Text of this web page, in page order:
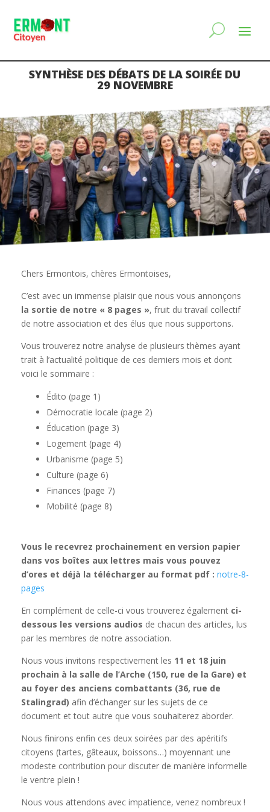
SYNTHÈSE DES DÉBATS DE LA SOIRÉE DU
29 NOVEMBRE
Chers Ermontois, chères Ermontoises,
C’est avec un immense plaisir que nous vous annonçons
la sortie de notre « 8 pages », fruit du travail collectif
de notre association et des élus que nous supportons.
Vous trouverez notre analyse de plusieurs thèmes ayant
trait à l’actualité politique de ces derniers mois et dont
voici le sommaire :
Édito (page 1)
Démocratie locale (page 2)
Éducation (page 3)
Logement (page 4)
Urbanisme (page 5)
Culture (page 6)
Finances (page 7)
Mobilité (page 8)
Vous le recevrez prochainement en version papier
dans vos boîtes aux lettres mais vous pouvez
d’ores et déjà la télécharger au format pdf : notre-8-
pages
En complément de celle-ci vous trouverez également ci-
dessous les versions audios de chacun des articles, lus
par les membres de notre association.
Nous vous invitons respectivement les 11 et 18 juin
prochain à la salle de l’Arche (150, rue de la Gare) et
au foyer des anciens combattants (36, rue de
Stalingrad) afin d’échanger sur les sujets de ce
document et tout autre que vous souhaiterez aborder.
Nous finirons enfin ces deux soirées par des apéritifs
citoyens (tartes, gâteaux, boissons…) moyennant une
modeste contribution pour discuter de manière informelle
le ventre plein !
Nous vous attendons avec impatience, venez nombreux !